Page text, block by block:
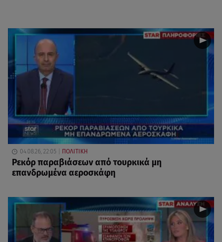
04.08.26, 22:05 ΠΟΛΙΤΙΚΗ
Ρεκόρ παραβιάσεων από τουρκικά μη
επανδρωμένα αεροσκάφη